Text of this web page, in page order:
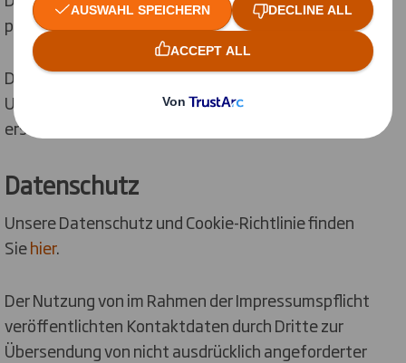
privaten, nicht kommerziellen Gebrauch gestattet.
Die Betreiber der Seiten sind bemüht, stets die
Urheberrechte anderer zu beachten bzw. auf selbst
erstellte sowie lizenzfreie Werke zurückzugreifen.
Datenschutz
Unsere Datenschutz und Cookie-Richtlinie finden
Siehier.
Der Nutzung von im Rahmen der Impressumspflicht
veröffentlichten Kontaktdaten durch Dritte zur
Übersendung von nicht ausdrücklich angeforderter